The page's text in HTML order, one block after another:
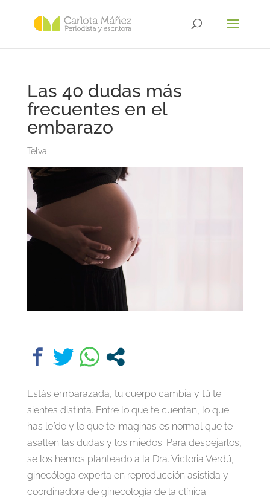
Las 40 dudas más
frecuentes en el
embarazo
Telva
Estás embarazada, tu cuerpo cambia y tú te
sientes distinta. Entre lo que te cuentan, lo que
has leído y lo que te imaginas es normal que te
asalten las dudas y los miedos. Para despejarlos,
se los hemos planteado a la Dra. Victoria Verdú,
ginecóloga experta en reproducción asistida y
coordinadora de ginecología de la clínica